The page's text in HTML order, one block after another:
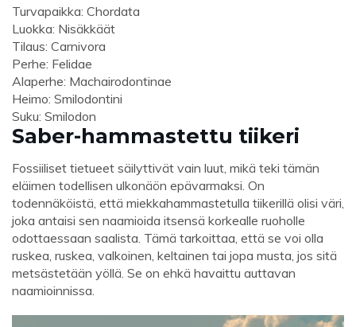
Turvapaikka: Chordata
Luokka: Nisäkkäät
Tilaus: Carnivora
Perhe: Felidae
Alaperhe: Machairodontinae
Heimo: Smilodontini
Suku: Smilodon
Saber-hammastettu tiikeri
Fossiiliset tietueet säilyttivät vain luut, mikä teki tämän
eläimen todellisen ulkonäön epävarmaksi. On
todennäköistä, että miekkahammastetulla tiikerillä olisi väri,
joka antaisi sen naamioida itsensä korkealle ruoholle
odottaessaan saalista. Tämä tarkoittaa, että se voi olla
ruskea, ruskea, valkoinen, keltainen tai jopa musta, jos sitä
metsästetään yöllä. Se on ehkä havaittu auttavan
naamioinnissa.